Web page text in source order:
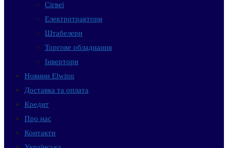
Сігвеї
Електротрактори
Штабелери
Торгове обладнання
Інвертори
Новини Elwinn
Доставка та оплата
Кредит
Про нас
Контакти